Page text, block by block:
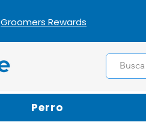
Groomers Rewards
Perro